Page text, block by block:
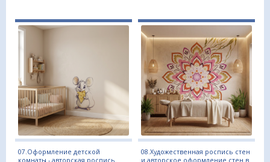
07.Оформление детской
комнаты - авторская роспись
08.Художественная роспись стен
и авторское оформление стен в